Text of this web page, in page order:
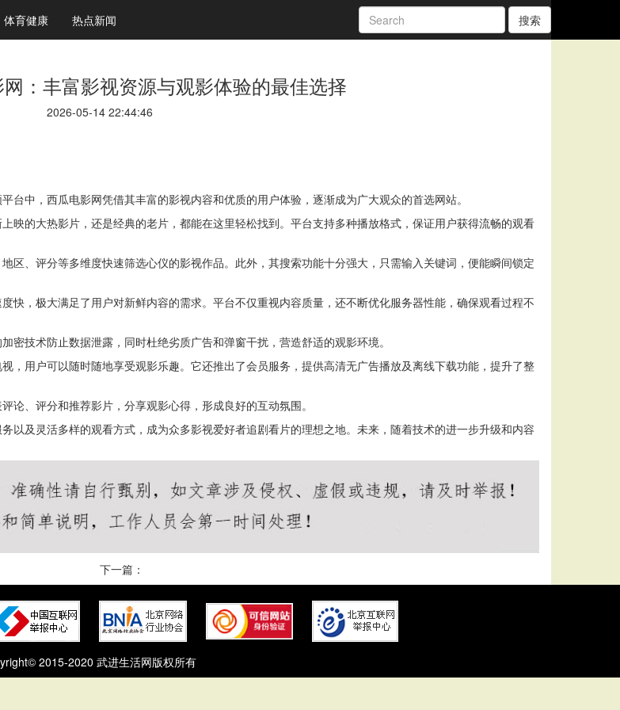
体育健康 热点新闻 搜索
：丰富影视资源与观影体验的最佳选择
2026-05-14 22:44:46
中，西瓜电影网凭借其丰富的影视内容和优质的用户体验，逐渐成为广大观众的首选网站。
映的大热影片，还是经典的老片，都能在这里轻松找到。平台支持多种播放格式，保证用户获得流畅的观看
区、评分等多维度快速筛选心仪的影视作品。此外，其搜索功能十分强大，只需输入关键词，便能瞬间锁定
快，极大满足了用户对新鲜内容的需求。平台不仅重视内容质量，还不断优化服务器性能，确保观看过程不
技术防止数据泄露，同时杜绝劣质广告和弹窗干扰，营造舒适的观影环境。
，用户可以随时随地享受观影乐趣。它还推出了会员服务，提供高清无广告播放及离线下载功能，提升了整
、评分和推荐影片，分享观影心得，形成良好的互动氛围。
以及灵活多样的观看方式，成为众多影视爱好者追剧看片的理想之地。未来，随着技术的进一步升级和内容
下一篇：
2015-2020 武进生活网版权所有